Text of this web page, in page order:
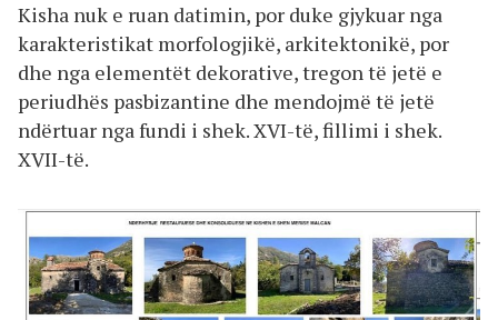
Kisha nuk e ruan datimin, por duke gjykuar nga
karakteristikat morfologjikë, arkitektonikë, por
dhe nga elementët dekorative, tregon të jetë e
periudhës pasbizantine dhe mendojmë të jetë
ndërtuar nga fundi i shek. XVI-të, fillimi i shek.
XVII-të.